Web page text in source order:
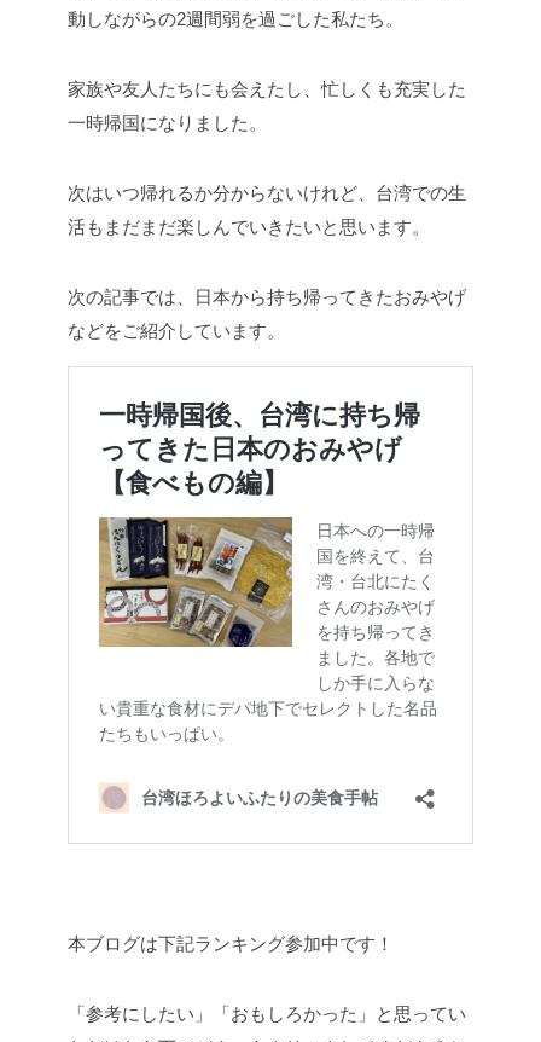
動しながらの2週間弱を過ごした私たち。
家族や友人たちにも会えたし、忙しくも充実した
一時帰国になりました。
次はいつ帰れるか分からないけれど、台湾での生
活もまだまだ楽しんでいきたいと思います。
次の記事では、日本から持ち帰ってきたおみやげ
などをご紹介しています。
本ブログは下記ランキング参加中です！
「参考にしたい」「おもしろかった」と思ってい